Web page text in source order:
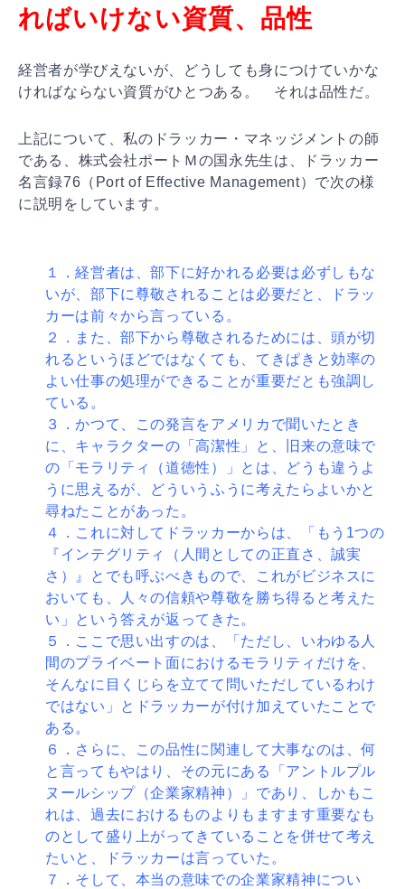
ればいけない資質、品性
経営者が学びえないが、どうしても身につけていかな
ければならない資質がひとつある。 それは品性だ。
上記について、私のドラッカー・マネッジメントの師
である、株式会社ポートＭの国永先生は、ドラッカー
名言録76（Port of Effective Management）で次の様
に説明をしています。
１．経営者は、部下に好かれる必要は必ずしもな
いが、部下に尊敬されることは必要だと、ドラッ
カーは前々から言っている。
２．また、部下から尊敬されるためには、頭が切
れるとい うほどではなくても、てきぱきと効率の
よい仕事の処理ができることが重要だとも強調し
ている。
３．かつて、この発言をアメリカで聞いたとき
に、キャラ クターの「高潔性」と、旧来の意味で
の「モラリティ（道徳性）」とは、どうも違うよ
うに思えるが、どういうふう に考えたらよいかと
尋ねたことがあった。
４．これに対してドラッカーからは、「もう1つの
『インテグリティ（人間としての正直さ、誠実
さ）』とでも呼ぶべきもので、これがビジネスに
おいても、人々の信頼や尊敬を勝ち得ると考えた
い」という答えが返ってきた。
５．ここで思い出すのは、「ただし、いわゆる人
間のプラ イベート面におけるモラリティだけを、
そんなに目くじら を立てて問いただしているわけ
ではない」とドラッカーが付け加えていたことで
ある。
６．さらに、この品性に関連して大事なのは、何
と言って もやはり、その元にある「アントルプル
ヌールシップ（企業家精神）」であり、しかもこ
れは、過去におけるものよ りもますます重要なも
のとして盛り上がってきていること を併せて考え
たいと、ドラッカーは言っていた。
７．そして、本当の意味での企業家精神につい